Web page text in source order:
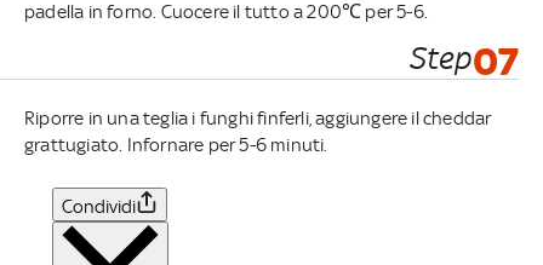
padella in forno. Cuocere il tutto a 200℃ per 5-6.
Step07
Riporre in una teglia i funghi finferli, aggiungere il cheddar
grattugiato. Infornare per 5-6 minuti.
Condividi